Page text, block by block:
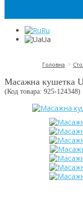
Ru
Ua
Головна >
Масажна кушетка
(Код товара: 925-124348)